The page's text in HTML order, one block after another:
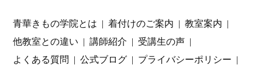
青華きもの学院とは 着付けのご案内
教室案内
他教室との違い
講師紹介
受講生の声
よくある質問
公式ブログ
プライバシーポリシー